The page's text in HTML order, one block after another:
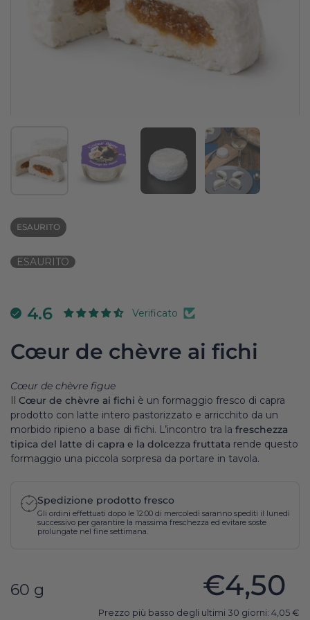
Mostra diapositiva 2Mostra diapositiva 3
Mostra
ESAURITO
ESAURITO
4.6 Verificato
Cœur de chèvre ai fichi
Cœur de chèvre figue
Il Cœur de chèvre ai fichi è un formaggio fresco di capra
prodotto con latte intero pastorizzato e arricchito da un
morbido ripieno a base di fichi. L’incontro tra la freschezza
tipica del latte di capra e la dolcezza fruttata rende questo
formaggio una piccola sorpresa da portare in tavola.
Spedizione prodotto fresco
Gli ordini effettuati dopo le 12:00 di mercoledì saranno spediti il lunedì
successivo per garantire la massima freschezza ed evitare soste
prolungate nel fine settimana.
60 g €4,50
Prezzo più basso degli ultimi 30 giorni: 4,05€